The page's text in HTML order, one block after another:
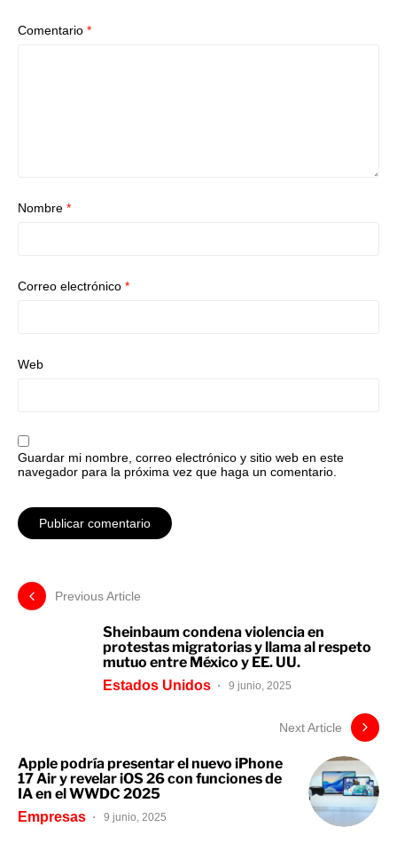
Comentario *
Nombre *
Correo electrónico *
Web
Guardar mi nombre, correo electrónico y sitio web en este
navegador para la próxima vez que haga un comentario.
Previous Article
Sheinbaum condena violencia en
protestas migratorias y llama al respeto
mutuo entre México y EE. UU.
Estados Unidos 9 junio, 2025
Next Article
Apple podría presentar el nuevo iPhone
17 Air y revelar iOS 26 con funciones de
IA en el WWDC 2025
Empresas 9 junio, 2025